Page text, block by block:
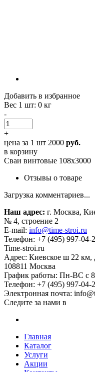
Добавить в избранное
Вес 1 шт: 0 кг
-
+
цена за 1 шт 2000 руб.
в корзину
Сваи винтовые 108х3000
Отзывы о товаре
Загрузка комментариев...
Наш адрес: г. Москва,
№ 4, строение 2
E-mail: info@time-stroi.ru
Телефон: +7 (495) 997-04-
Time-stroi.ru
Адрес: Киевское ш 22 км,
108811 Москва
График работы: Пн-ВС с
Телефон: +7 (495) 997-04-
Электронная почта:
Следите за нами в
Главная
Каталог
Услуги
Акции